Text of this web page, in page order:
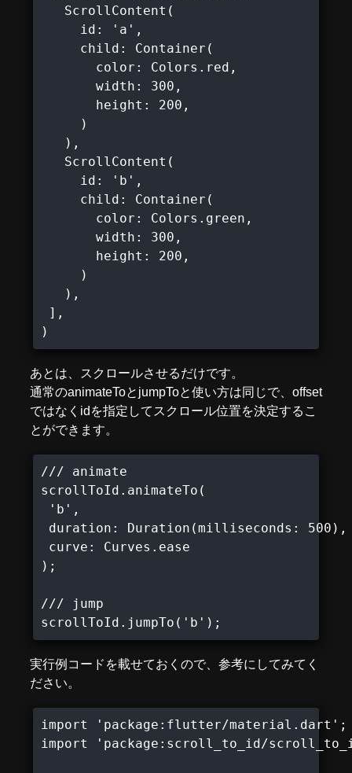
   ScrollContent(
     id: 'a',
     child: Container(
       color: Colors.red,
       width: 300,
       height: 200,
     )
   ),
   ScrollContent(
     id: 'b',
     child: Container(
       color: Colors.green,
       width: 300,
       height: 200,
     )
   ),
],
)
あとは、スクロールさせるだけです。
通常のanimateToとjumpToと使い方は同じで、offset
ではなくidを指定してスクロール位置を決定するこ
とができます。
/// animate
scrollToId.animateTo(
'b',
duration: Duration(milliseconds: 500),
curve: Curves.ease
);
/// jump
scrollToId.jumpTo('b');
実行例コードを載せておくので、参考にしてみてく
ださい。
import 'package:flutter/material.dart';
import 'package:scroll_to_id/